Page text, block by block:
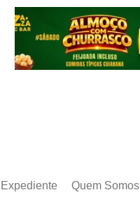
Expediente Quem Somos